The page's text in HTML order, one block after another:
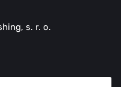
s. r. o.